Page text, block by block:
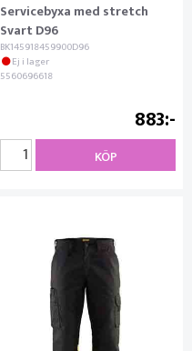
Servicebyxa med stretch
Svart D96
BK145918459900D96
Ej i lager
5560696618
883
KÖP